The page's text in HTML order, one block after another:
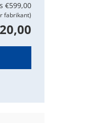
€599,00
fabrikant)